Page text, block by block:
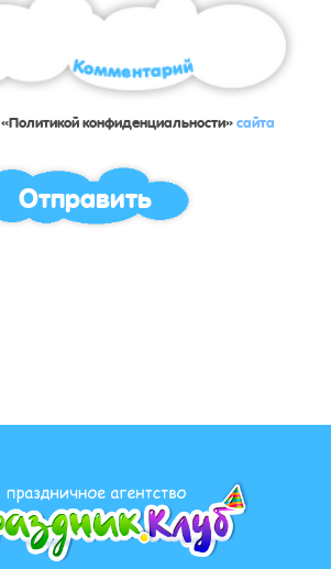
«Политикой конфиденциальности»сайта
Отправить